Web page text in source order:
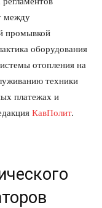
между
промывкой
оборудования
отопления на
техники
платежах и
КавПолит.